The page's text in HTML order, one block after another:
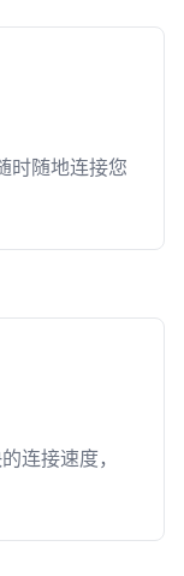
时随地连接您
连接速度，